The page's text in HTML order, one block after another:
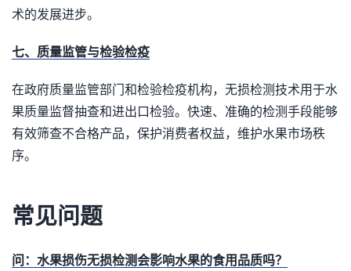
术的发展进步。
七、质量监管与检验检疫
在政府质量监管部门和检验检疫机构，无损检测技术用于水
果质量监督抽查和进出口检验。快速、准确的检测手段能够
有效筛查不合格产品，保护消费者权益，维护水果市场秩
序。
常见问题
问：水果损伤无损检测会影响水果的食用品质吗？